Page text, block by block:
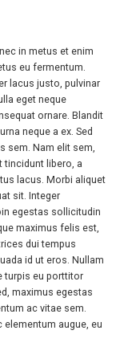
in metus et enim
eu fermentum.
lacus justo, pulvinar
eget neque
ornare. Blandit
neque a ex. Sed
sem. Nam elit sem,
tincidunt libero, a
lacus. Morbi aliquet
sit. Integer
egestas sollicitudin
maximus felis est,
dui tempus
id ut eros. Nullam
turpis eu porttitor
maximus egestas
ac vitae sem.
augue, eu